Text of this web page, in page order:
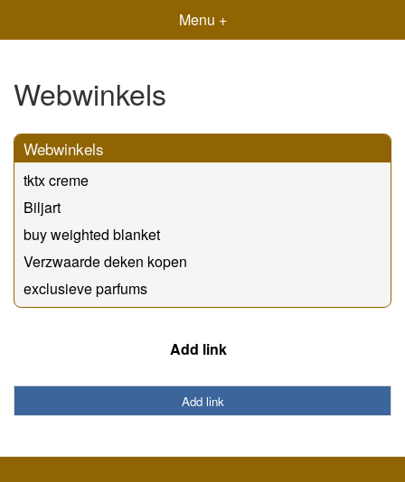
Menu +
Webwinkels
Webwinkels
tktx creme
Biljart
buy weighted blanket
Verzwaarde deken kopen
exclusieve parfums
Add link
Add link